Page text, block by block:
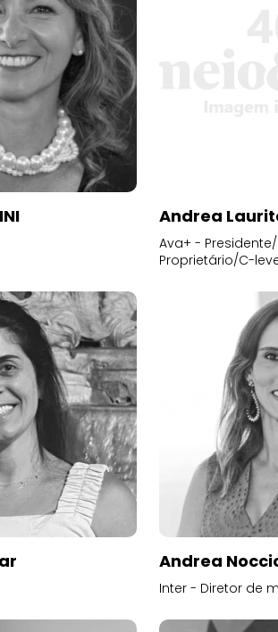
Andrea
Ava+ -
Proprietário/C-
Andrea
Inter - Diretor de